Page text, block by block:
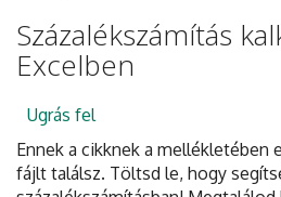
Százalékszámítás
Excelben
Ugrás fel
Ennek a cikknek a mellékletében
fájlt találsz. Töltsd le, hogy